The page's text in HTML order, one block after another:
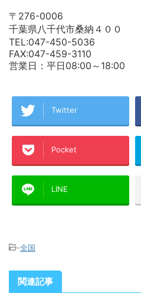
〒276-0006
千葉県八千代市桑納４００
TEL:047-450-5036
FAX:047-459-3110
営業日：平日08:00～18:00
Twitter
Pocket
LINE
-全国
関連記事